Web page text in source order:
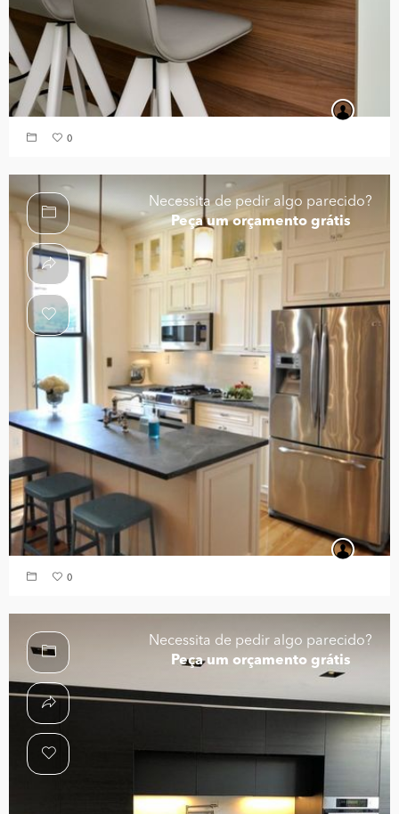
0
Necessita de pedir algo parecido?
Peça um orçamento grátis
0
Necessita de pedir algo parecido?
Peça um orçamento grátis